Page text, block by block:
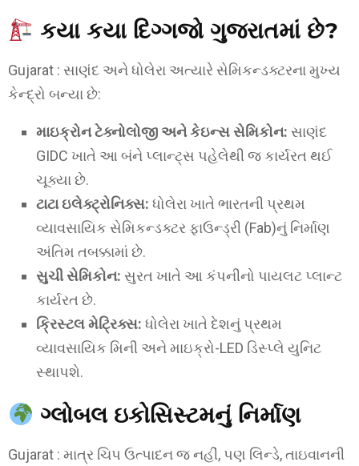
કયા કયા દિગ્ગજો ગુજરાતમાં છે?
Gujarat : સાણંદ અને ધોલેરા અત્યારે સેમિકન્ડક્ટરના મુખ્ય
કેન્દ્રો બન્યા છે:
માઇક્રોન ટેક્નોલોજી અને કેઇન્સ સેમિકોન: સાણંદ
GIDC ખાતે આ બંને પ્લાન્ટ્સ પહેલેથી જ કાર્યરત થઈ
ચૂક્યા છે.
ટાટા ઇલેક્ટ્રોનિક્સ: ધોલેરા ખાતે ભારતની પ્રથમ
વ્યાવસાયિક સેમિકન્ડક્ટર ફાઉન્ડ્રી (Fab)નું નિર્માણ
અંતિમ તબક્કામાં છે.
સુચી સેમિકોન: સુરત ખાતે આ કંપનીનો પાયલટ પ્લાન્ટ
કાર્યરત છે.
ક્રિસ્ટલ મેટ્રિક્સ: ધોલેરા ખાતે દેશનું પ્રથમ
વ્યાવસાયિક મિની અને માઇક્રો-LED ડિસ્પ્લે યુનિટ
સ્થાપશે.
ગ્લોબલ ઇકોસિસ્ટમનું નિર્માણ
Gujarat : માત્ર ચિપ ઉત્પાદન જ નહીં, પણ લિન્ડે, તાઇવાનની